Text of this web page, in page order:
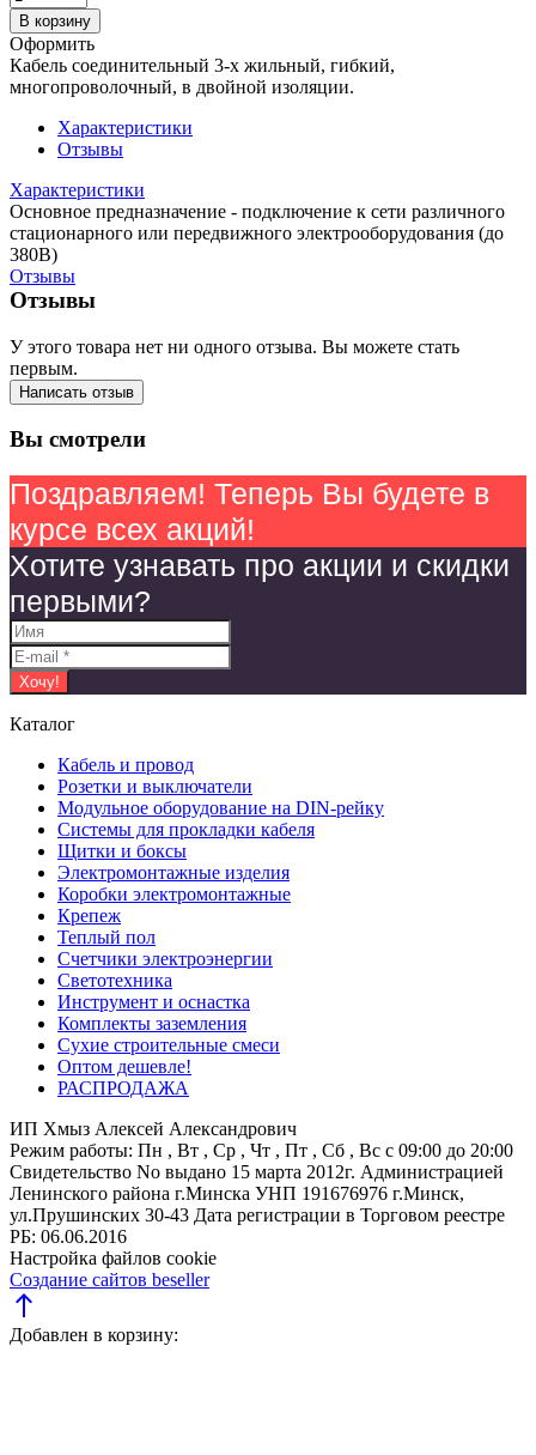
В корзину
Оформить
Кабель соединительный 3-х жильный, гибкий,
многопроволочный, в двойной изоляции.
Характеристики
Отзывы
Характеристики
Основное предназначение - подключение к сети различного
стационарного или передвижного электрооборудования (до
380В)
Отзывы
Отзывы
У этого товара нет ни одного отзыва. Вы можете стать
первым.
Написать отзыв
Вы смотрели
Поздравляем! Теперь Вы будете в
курсе всех акций!
Хотите узнавать про акции и скидки
первыми?
Каталог
Кабель и провод
Розетки и выключатели
Модульное оборудование на DIN-рейку
Системы для прокладки кабеля
Щитки и боксы
Электромонтажные изделия
Коробки электромонтажные
Крепеж
Теплый пол
Счетчики электроэнергии
Светотехника
Инструмент и оснастка
Комплекты заземления
Сухие строительные смеси
Оптом дешевле!
РАСПРОДАЖА
ИП Хмыз Алексей Александрович
Режим работы: Пн , Вт , Ср , Чт , Пт , Сб , Вс c 09:00 до 20:00
Свидетельство No выдано 15 марта 2012г. Администрацией
Ленинского района г.Минска УНП 191676976 г.Минск,
ул.Прушинских 30-43 Дата регистрации в Торговом реестре
РБ: 06.06.2016
Настройка файлов cookie
Создание сайтов beseller
north
Добавлен в корзину: